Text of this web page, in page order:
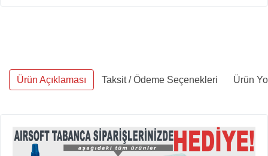
Ürün Açıklaması Taksit / Ödeme Seçenekleri Ürün